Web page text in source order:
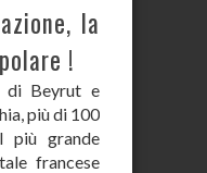
la
!
di Beyrut e
più di 100
grande
francese